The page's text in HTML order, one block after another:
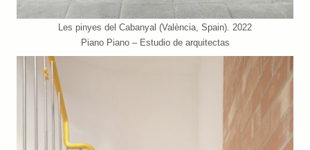
Les pinyes del Cabanyal (València, Spain). 2022
Piano Piano – Estudio de arquitectas